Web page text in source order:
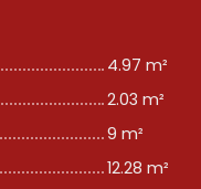
4.97 m²
2.03 m²
9 m²
12.28 m²